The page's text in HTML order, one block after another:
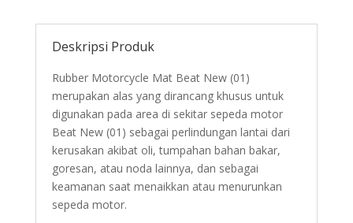
Deskripsi Produk
Rubber Motorcycle Mat Beat New (01)
merupakan alas yang dirancang khusus untuk
digunakan pada area di sekitar sepeda motor
Beat New (01) sebagai perlindungan lantai dari
kerusakan akibat oli, tumpahan bahan bakar,
goresan, atau noda lainnya, dan sebagai
keamanan saat menaikkan atau menurunkan
sepeda motor.